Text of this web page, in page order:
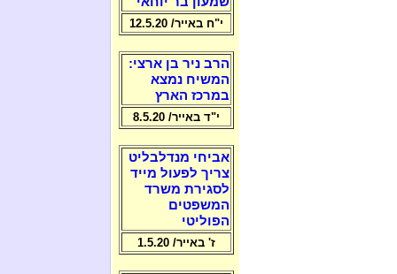
י"ח באייר/ 12.5.20
הרב ניר בן ארצי:
המשיח נמצא
במרכז הארץ
י"ד באייר/ 8.5.20
אביחי מנדלבליט
צריך לפעול מייד
לסגירת משרד
המשפטים
הפוליטי
ז' באייר/ 1.5.20